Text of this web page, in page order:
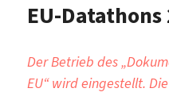
EU-Datathons
Der Betrieb des
EU“ wird eingestellt.